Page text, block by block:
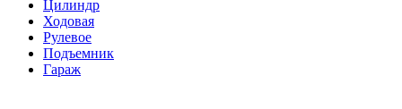
Цилиндр
Ходовая
Рулевое
Подъемник
Гараж